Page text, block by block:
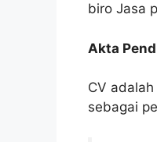
biro Jasa
Akta
CV
sebagai